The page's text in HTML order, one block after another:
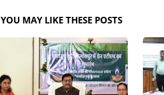
YOU MAY LIKE THESE POSTS